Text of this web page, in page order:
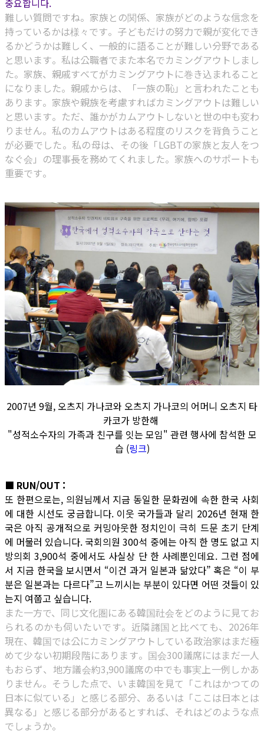
중요합니다.
難しい質問ですね。家族との関係、家族がどのような信念を
持っているかは様々です。子どもだけの努力で親が変化でき
るかどうかは難しく、一般的に語ることが難しい分野である
と思います。私は公職者でまた本名でカミングアウトしまし
た。家族、親戚すべてがカミングアウトに巻き込まれること
になりました。親戚からは、「一族の恥」と言われたことも
あります。家族や親族を考慮すればカミングアウトは難しい
と思います。ただ、誰かがカムアウトしないと世の中も変わ
りません。私のカムアウトはある程度のリスクを背負うこと
が必要でした。私の母は、その後「LGBTの家族と友人をつ
なぐ会」の理事長を務めてくれました。家族へのサポートも
重要です。
2007년 9월, 오츠지 가나코와 오츠지 가나코의 어머니 오츠지 타
카코가 방한해
"성적소수자의 가족과 친구를 잇는 모임" 관련 행사에 참석한 모
습 (링크)
■ RUN/OUT :
또 한편으로는, 의원님께서 지금 동일한 문화권에 속한 한국 사회
에 대한 시선도 궁금합니다. 이웃 국가들과 달리 2026년 현재 한
국은 아직 공개적으로 커밍아웃한 정치인이 극히 드문 초기 단계
에 머물러 있습니다. 국회의원 300석 중에는 아직 한 명도 없고 지
방의회 3,900석 중에서도 사실상 단 한 사례뿐인데요. 그런 점에
서 지금 한국을 보시면서 “이건 과거 일본과 닮았다” 혹은 “이 부
분은 일본과는 다르다”고 느끼시는 부분이 있다면 어떤 것들이 있
는지 여쭙고 싶습니다.
また一方で、同じ文化圏にある韓国社会をどのように見てお
られるのかも伺いたいです。近隣諸国と比べても、2026年
現在、韓国では公にカミングアウトしている政治家はまだ極
めて少ない初期段階にあります。国会300議席にはまだ一人
もおらず、地方議会約3,900議席の中でも事実上一例しかあ
りません。そうした点で、いま韓国を見て「これはかつての
日本に似ている」と感じる部分、あるいは「ここは日本とは
異なる」と感じる部分があるとすれば、それはどのような点
でしょうか。